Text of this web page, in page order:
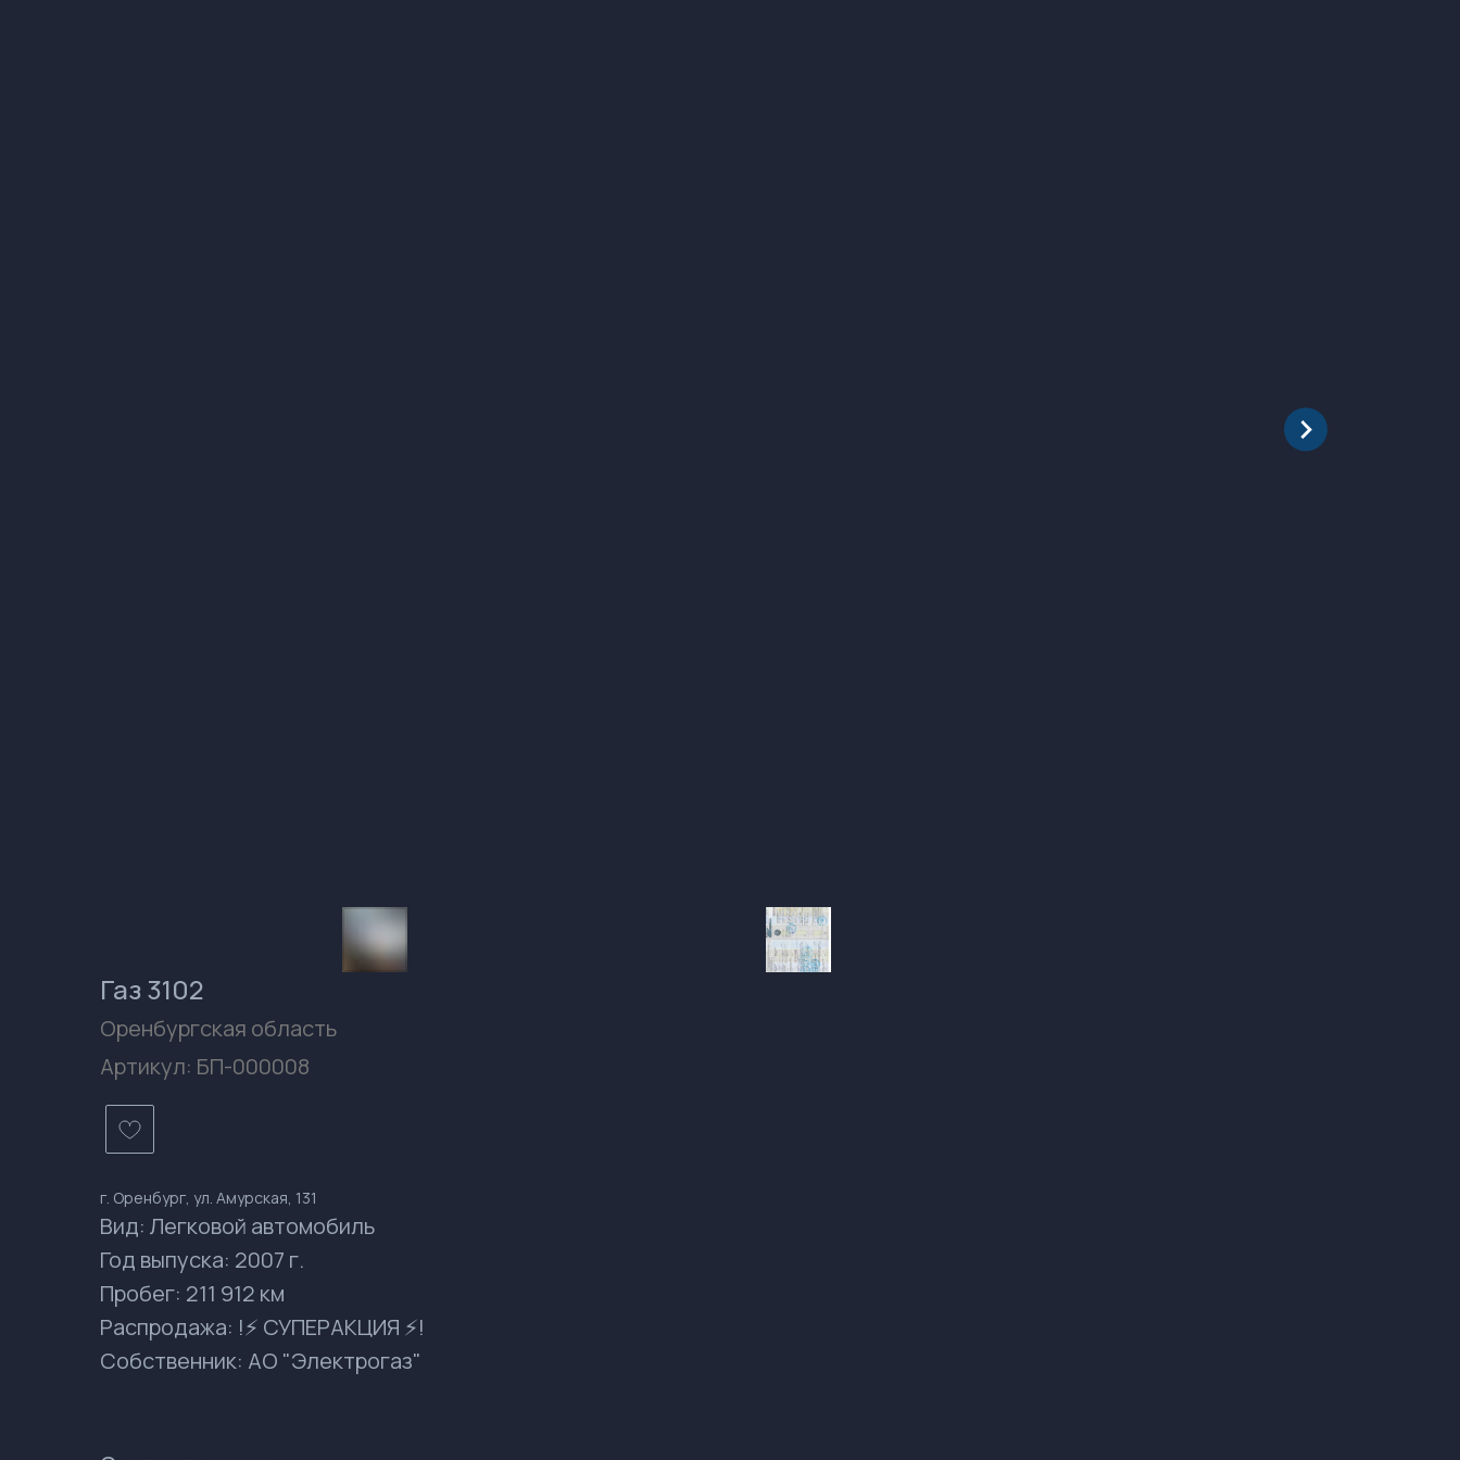
Газ 3102
Оренбургская область
Артикул: БП-000008
г. Оренбург, ул. Амурская, 131
Вид: Легковой автомобиль
Год выпуска: 2007 г.
Пробег: 211 912 км
Распродажа: !⚡ СУПЕРАКЦИЯ ⚡!
Собственник: АО "Электрогаз"